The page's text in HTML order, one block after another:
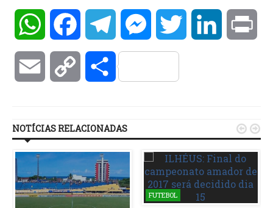
WhatsAppFacebookTelegramMessengerTwitter LinkedIn
Email Copy Compartilhar
NOTÍCIAS RELACIONADAS
FUTEBOL
 